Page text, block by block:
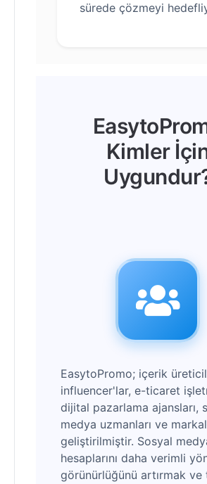
sürede çözmeyi
Kimler
EasytoPromo; içerik
influencer'lar, e-ticaret
dijital pazarlama ajansları,
medya uzmanları ve
geliştirilmiştir. Sosyal
hesaplarını daha verimli
görünürlüğünü artırmak ve